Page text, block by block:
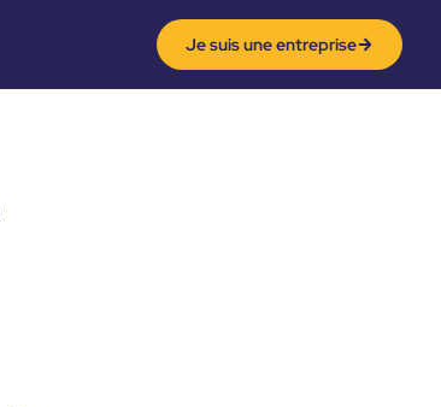
Je suis une entreprise